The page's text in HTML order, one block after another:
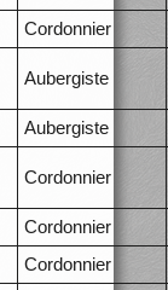
Cordonnier
Aubergiste
Aubergiste
Cordonnier
Cordonnier
Cordonnier